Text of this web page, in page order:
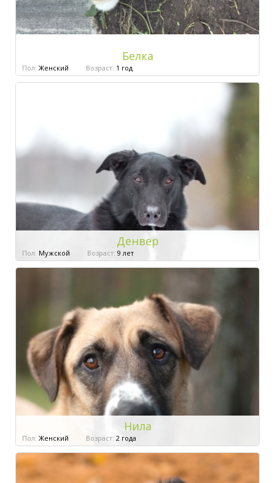
Белка
Пол: Женский Возраст: 1 год
Денвер
Пол: Мужской Возраст: 9 лет
Нила
Пол: Женский Возраст: 2 года